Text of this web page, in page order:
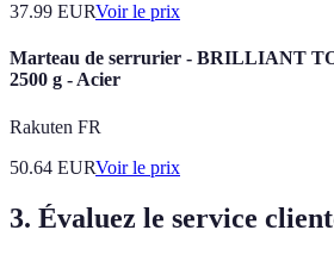
37.99 EURVoir le prix
Marteau de serrurier - BRILLIANT
2500 g - Acier
Rakuten FR
50.64 EURVoir le prix
3. Évaluez le service